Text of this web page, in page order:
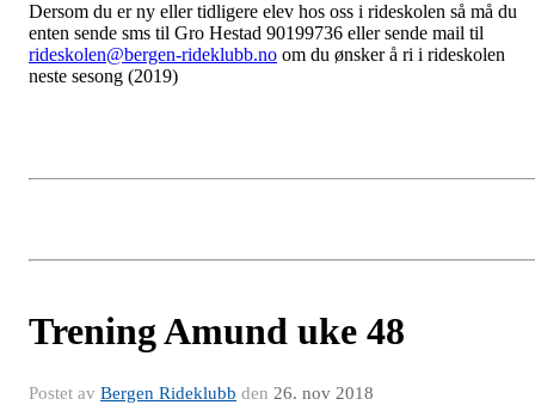
Dersom du er ny eller tidligere elev hos oss i rideskolen så må du
enten sende sms til Gro Hestad 90199736 eller sende mail til
rideskolen@bergen-rideklubb.no om du ønsker å ri i rideskolen
neste sesong (2019)
Trening Amund uke 48
Postet av Bergen Rideklubb den 26. nov 2018